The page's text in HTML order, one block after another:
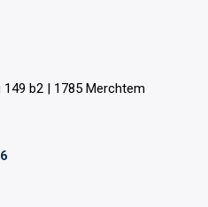
b2 | 1785 Merchtem